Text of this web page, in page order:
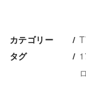
カテゴリー
タグ